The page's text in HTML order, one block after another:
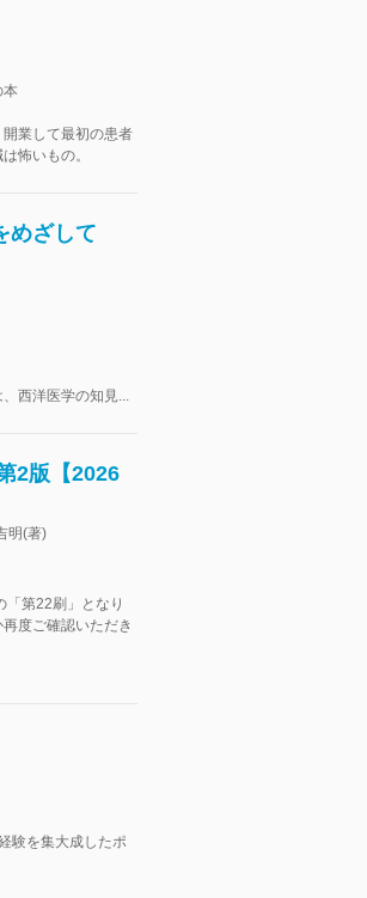
本
業して最初の患者
怖いもの。
めざして
西洋医学の知見...
2版【2026
明(著)
第22刷」となり
度ご確認いただき
験を集大成したポ